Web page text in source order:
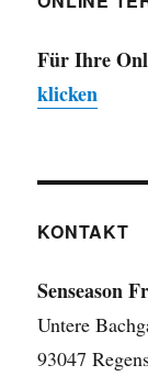
Für Ihre
klicken
KONTAKT
Senseason
Untere
93047